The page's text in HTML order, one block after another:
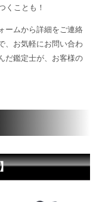
くことも！
ームから詳細をご連絡
、お気軽にお問い合わ
だ鑑定士が、お客様の